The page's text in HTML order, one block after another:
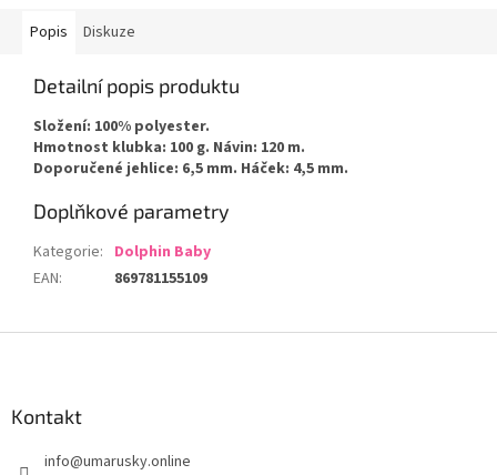
Popis Diskuze
Detailní popis produktu
Složení: 100% polyester.
Hmotnost klubka: 100 g. Návin: 120 m.
Doporučené jehlice: 6,5 mm. Háček: 4,5 mm.
Doplňkové parametry
Kategorie: Dolphin Baby
EAN: 869781155109
Kontakt
info@umarusky.online